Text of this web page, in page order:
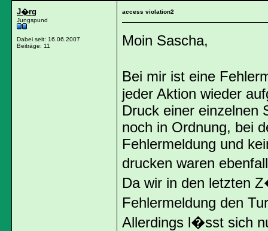
J�rg
Jungspund
Dabei seit: 16.06.2007
Beiträge: 11
access violation2
Moin Sascha,
Bei mir ist eine
jeder Aktion wieder
Druck einer einzelnen
noch in Ordnung, bei
Fehlermeldung und
drucken waren
Da wir in den letzten
Fehlermeldung den
Allerdings l�sst sich